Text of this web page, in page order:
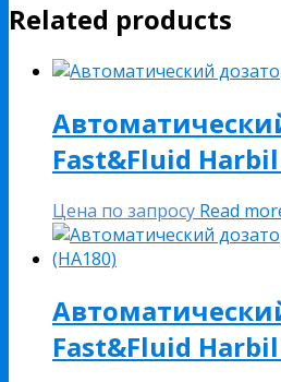
Related products
Fast&Fluid
Цена по запросу Read
Fast&Fluid